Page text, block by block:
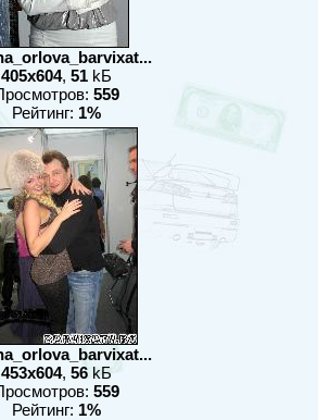
405x604, 51 kБ
559
Рейтинг: 1%
453x604, 56 kБ
559
Рейтинг: 1%